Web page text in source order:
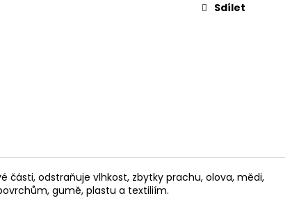
Sdílet
části, odstraňuje vlhkost, zbytky prachu, olova, mědi,
gumě, plastu a textiliím.